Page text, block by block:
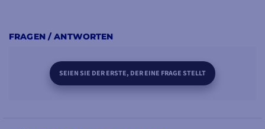
FRAGEN / ANTWORTEN
SEIEN SIE DER ERSTE, DER EINE FRAGE STELLT